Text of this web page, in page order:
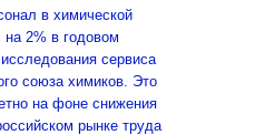
в химической
2% в годовом
сервиса
союза химиков. Это
на фоне снижения
рынке труда